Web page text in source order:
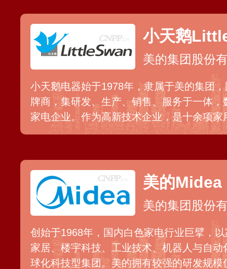
小天鹅
美的集团股份
小天鹅电器始于1978年，隶属于美的集团
牌商，集研发、生产、销售、服务于一体
家电企业。作为高新技术企业，是十余项
位，拥有多项自主研发专利，提供洗衣机
美的Midea
美的集团股份
创始于1968年，国内白色家电行业巨擘，
家居、楼宇科技、工业技术、机器人与自
球化科技型集团。美的拥有较强的研发规